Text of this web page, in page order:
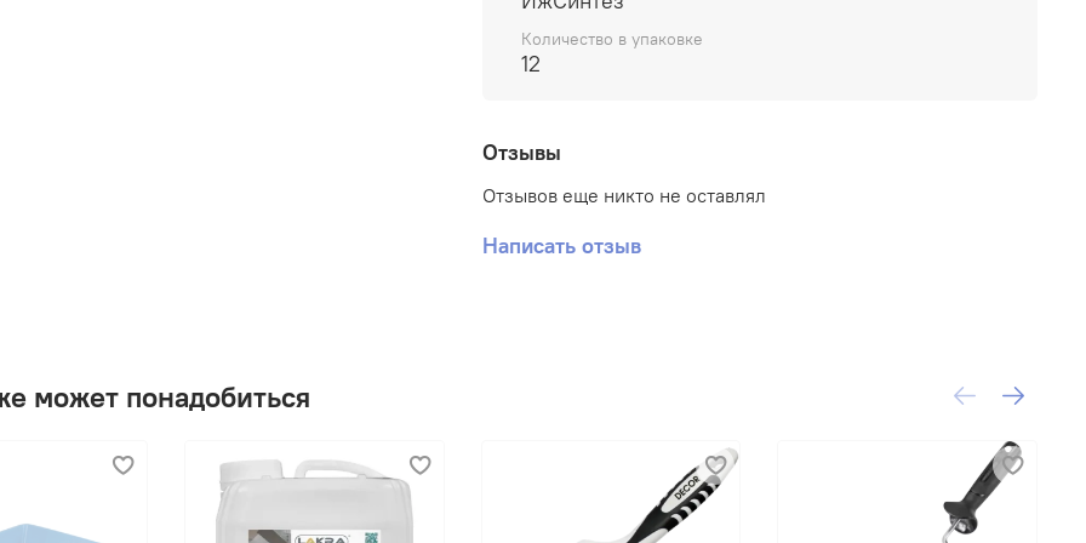
Против грибка и плесени
Защита от УФ
Защита от влаги
Готовый составПлощадь покрытия в 1 слой
Количество в упаковке
12
Отзывы
Отзывов еще никто не оставлял
Написать отзыв
может понадобиться